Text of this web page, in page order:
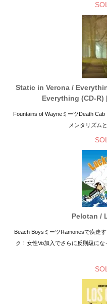
Static in Verona /
Everything (CD-
Fountains of WayneミーツDeath
メンタリズム
Pelotan /
Beach BoysミーツRamonesで疾走
ク！女性Vo加入でさらに反則級に